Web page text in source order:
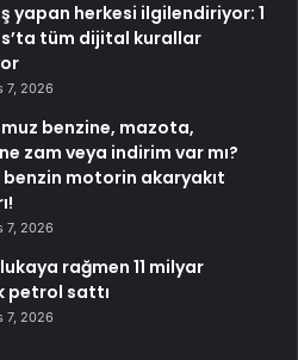
yapan herkesi ilgilendiriyor: 1
tüm dijital kurallar
7, 2026
benzine, mazota,
zam veya indirim var mı?
benzin motorin akaryakıt
7, 2026
rağmen 11 milyar
petrol sattı
7, 2026